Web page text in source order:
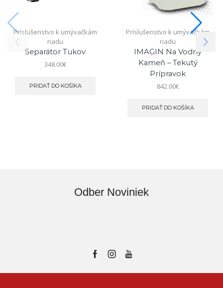
Príslušenstvo k umývačkám
riadu
Separátor Tukov
348.00€
PRIDAŤ DO KOŠÍKA
Príslušenstvo k umývačkám
riadu
IMAGIN Na Vodný
Kameň – Tekutý
Prípravok
842.00€
PRIDAŤ DO KOŠÍKA
Odber Noviniek